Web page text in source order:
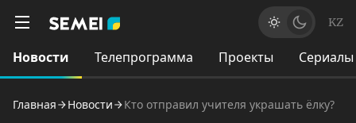
KZ
Новости Телепрограмма Проекты Сериалы
Главная Новости Кто отправил учителя украшать ёлку?